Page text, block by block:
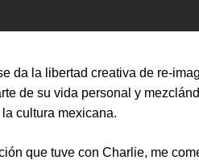
da la libertad creativa de re-
de su vida personal y
cultura mexicana.
que tuve con Charlie, me